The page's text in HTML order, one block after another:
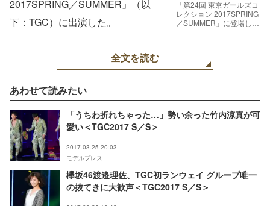
「第24回 東京ガールズコ
レクション 2017SPRING
／SUMMER」に登場した
2017SPRING／SUMMER」（以
下：TGC）に出演した。
全文を読む
あわせて読みたい
「うちわ折れちゃった…」勢い余った竹内涼真が可
愛い＜TGC2017 S／S＞
2017.03.25 20:03
モデルプレス
欅坂46渡邉理佐、TGC初ランウェイ グループ唯一
の抜てきに大歓声＜TGC2017 S／S＞